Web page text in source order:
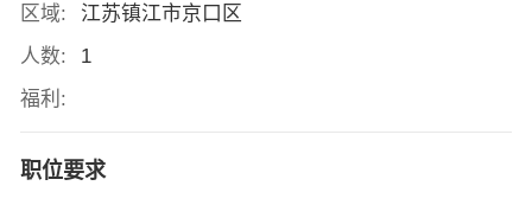
区域:
江苏镇江市京口区
人数:
1
福利:
职位要求